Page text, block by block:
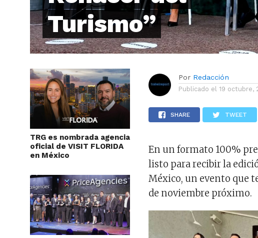
Turismo”
TRG es nombrada agencia
oficial de VISIT FLORIDA
en México
Por Redacción
Publicado el 19 octubre,
SHARE TWEET
En un formato 100%
listo para recibir la
México, un evento que
de noviembre próximo.